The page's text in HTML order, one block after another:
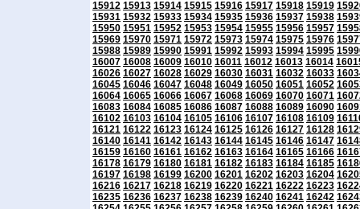
15912 15913 15914 15915 15916 15917 15918 15919
15931 15932 15933 15934 15935 15936 15937 15938
15950 15951 15952 15953 15954 15955 15956 15957
15969 15970 15971 15972 15973 15974 15975 15976
15988 15989 15990 15991 15992 15993 15994 15995
16007 16008 16009 16010 16011 16012 16013 16014
16026 16027 16028 16029 16030 16031 16032 16033
16045 16046 16047 16048 16049 16050 16051 16052
16064 16065 16066 16067 16068 16069 16070 16071
16083 16084 16085 16086 16087 16088 16089 16090
16102 16103 16104 16105 16106 16107 16108 16109
16121 16122 16123 16124 16125 16126 16127 16128
16140 16141 16142 16143 16144 16145 16146 16147
16159 16160 16161 16162 16163 16164 16165 16166
16178 16179 16180 16181 16182 16183 16184 16185
16197 16198 16199 16200 16201 16202 16203 16204
16216 16217 16218 16219 16220 16221 16222 16223
16235 16236 16237 16238 16239 16240 16241 16242